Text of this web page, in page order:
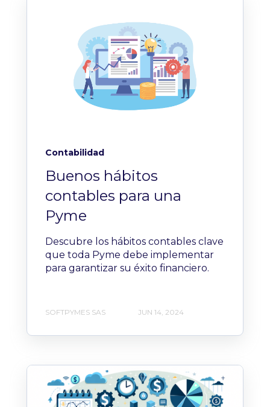
Contabilidad
Buenos hábitos
contables para una
Pyme
Descubre los hábitos contables clave
que toda Pyme debe implementar
para garantizar su éxito financiero.
SOFTPYMES SAS JUN 14, 2024